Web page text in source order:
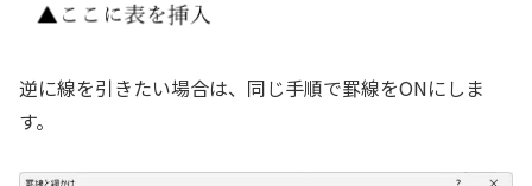
逆に線を引きたい場合は、同じ手順で罫線をONにしま
す。